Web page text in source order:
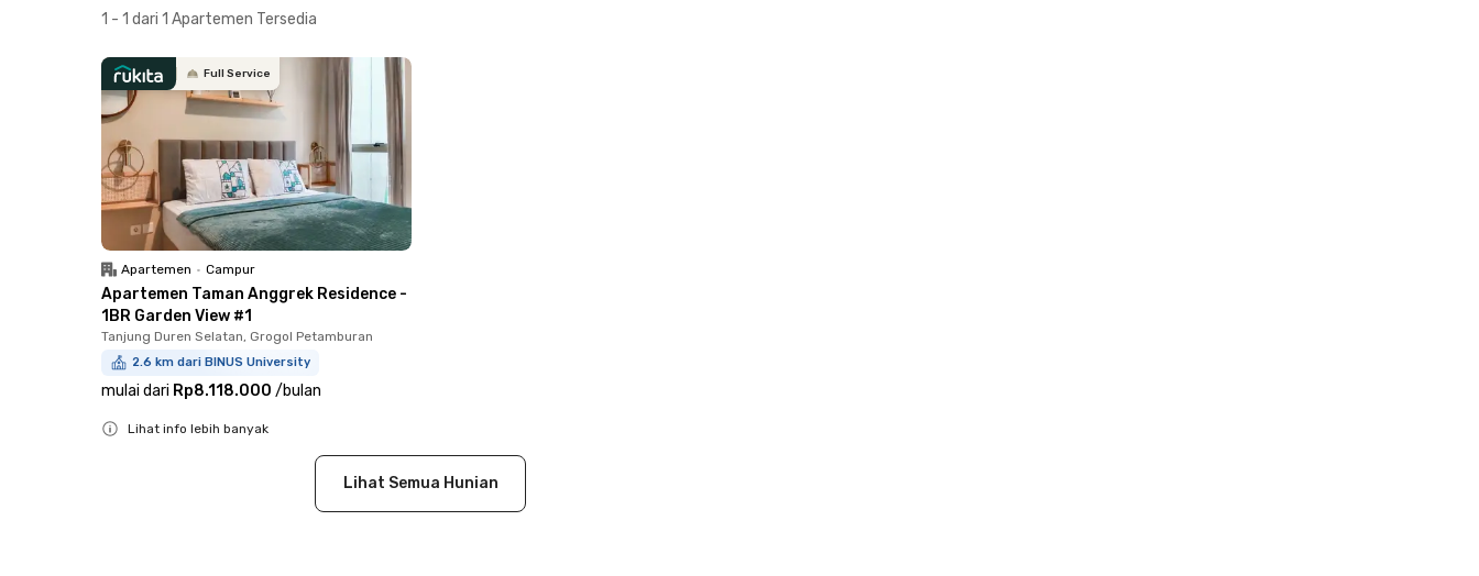
1 - 1 dari 1 Apartemen Tersedia
Full Service
Apartemen • Campur
Apartemen Taman Anggrek Residence -
1BR Garden View #1
Tanjung Duren Selatan, Grogol Petamburan
2.6 km dari BINUS University
mulai dari Rp8.118.000 /bulan
Lihat info lebih banyak
Lihat Semua Hunian